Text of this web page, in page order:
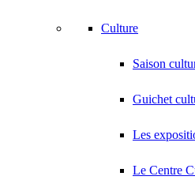
Culture
Saison
Guichet
Les
Le Centre